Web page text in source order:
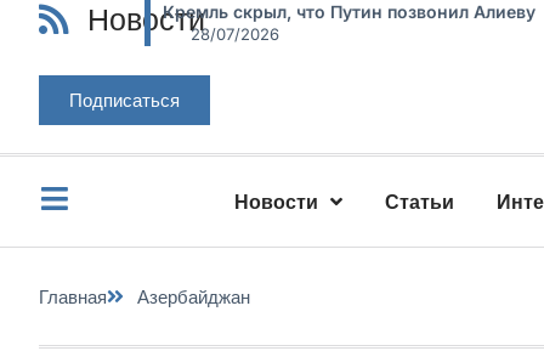
НовостиКремль скрыл, что Путин позвонил Алиеву
28/07/2026
Подписаться
Новости Статьи
Главная Азербайджан